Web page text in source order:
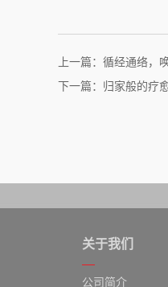
上一篇：循经通络
下一篇：归家般的疗
关于我们
公司简介